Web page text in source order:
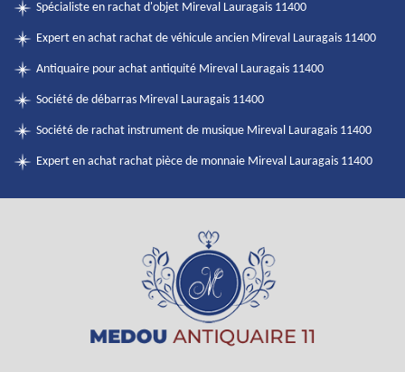
Spécialiste en rachat d'objet Mireval Lauragais 11400
Expert en achat rachat de véhicule ancien Mireval Lauragais 11400
Antiquaire pour achat antiquité Mireval Lauragais 11400
Société de débarras Mireval Lauragais 11400
Société de rachat instrument de musique Mireval Lauragais 11400
Expert en achat rachat pièce de monnaie Mireval Lauragais 11400